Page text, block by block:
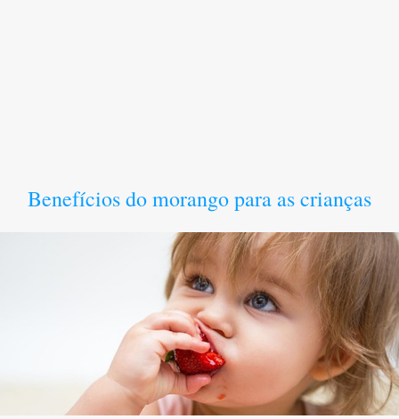
Benefícios do morango para as crianças